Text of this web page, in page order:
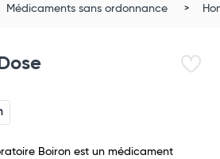
Médicaments sans ordonnance
Boiron est un médicament